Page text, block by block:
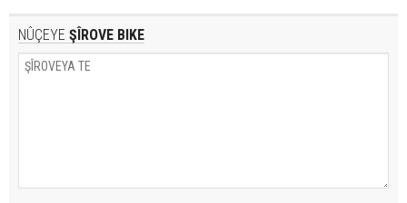
NÛÇEYE ŞÎROVE BIKE